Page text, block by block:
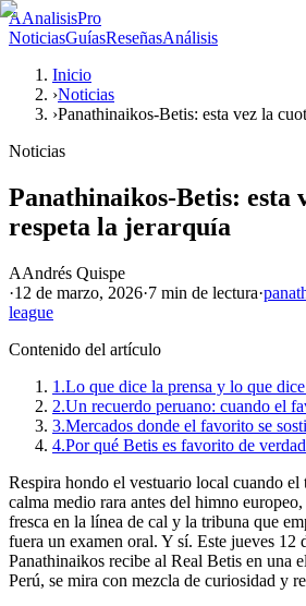
AAnalisisPro
NoticiasGuíasReseñasAnálisis
Inicio
›Noticias
›Panathinaikos-Betis: esta vez la
Noticias
Panathinaikos-Betis: esta
respeta la jerarquía
AAndrés Quispe
·12 de marzo, 2026·7 min de lectura·
league
Contenido del artículo
1.Lo que dice la prensa y lo que
2.Un recuerdo peruano: cuando el
3.Mercados donde el favorito se
4.Por qué Betis es favorito de
Respira hondo el vestuario local cuando el
calma medio rara antes del himno
fresca en la línea de cal y la tribuna que
fuera un examen oral. Y sí. Este jueves 12
Panathinaikos recibe al Real Betis en una
Perú, se mira con mezcla de curiosidad y